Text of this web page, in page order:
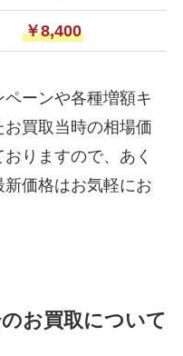
￥8,400
ーンや各種増額キ
買取当時の相場価
りますので、あく
価格はお気軽にお
お買取について